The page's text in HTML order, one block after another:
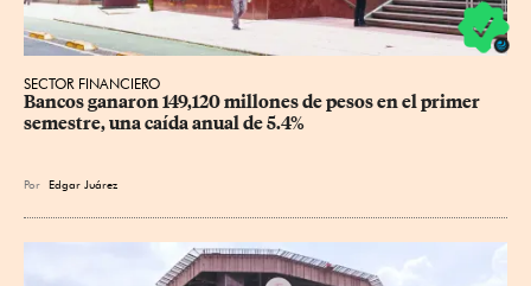
SECTOR FINANCIERO
Bancos ganaron 149,120 millones de pesos en el primer
semestre, una caída anual de 5.4%
Por Edgar Juárez